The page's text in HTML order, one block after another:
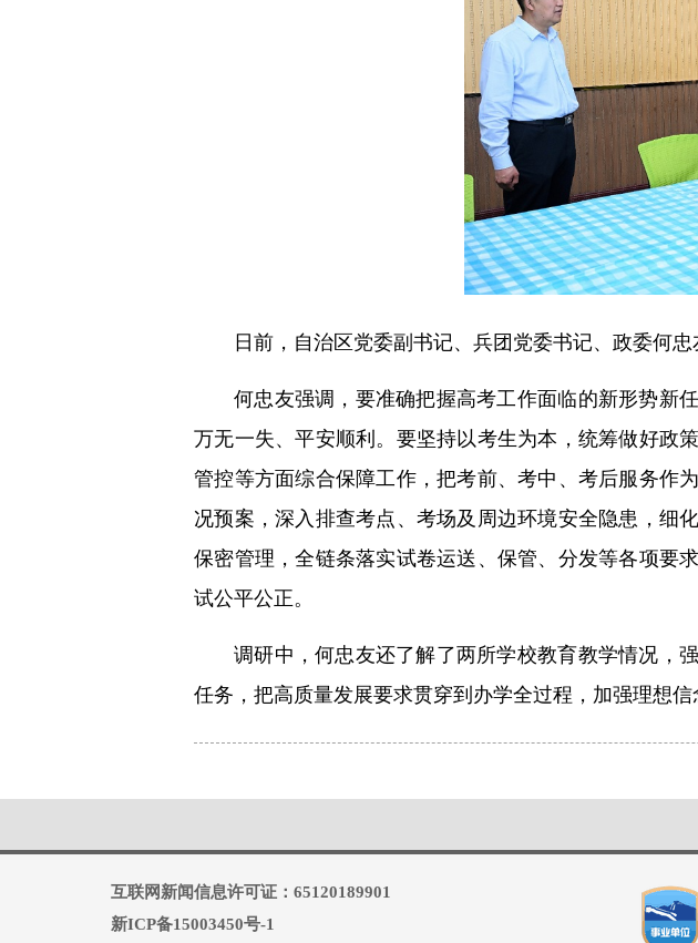
日前，自治区党委副书记、兵团党委书记、政委何
何忠友强调，要准确把握高考工作面临的新形势新
万无一失、平安顺利。要坚持以考生为本，统筹做好政
管控等方面综合保障工作，把考前、考中、考后服务作
况预案，深入排查考点、考场及周边环境安全隐患，细
保密管理，全链条落实试卷运送、保管、分发等各项要
试公平公正。
调研中，何忠友还了解了两所学校教育教学情况，
任务，把高质量发展要求贯穿到办学全过程，加强理想
互联网新闻信息许可证：65120189901
新ICP备15003450号-1